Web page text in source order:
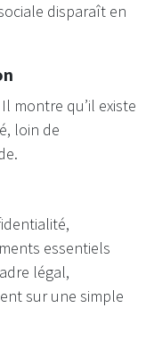
disparaît en
montre qu’il existe
loin de
essentiels
légal,
sur une simple